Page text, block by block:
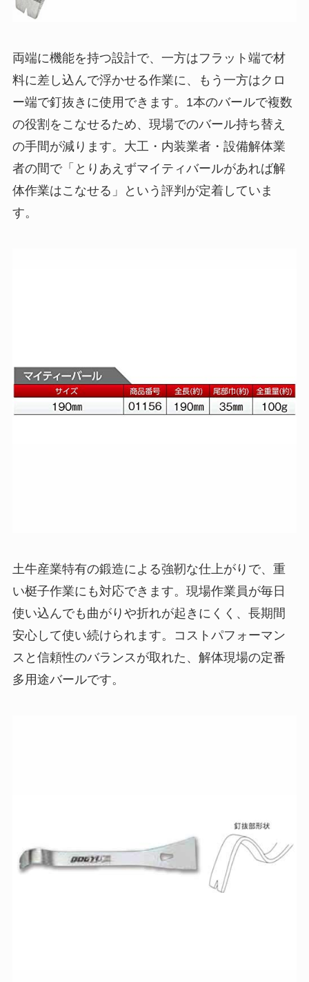
両端に機能を持つ設計で、一方はフラット端で材
料に差し込んで浮かせる作業に、もう一方はクロ
ー端で釘抜きに使用できます。1本のバールで複数
の役割をこなせるため、現場でのバール持ち替え
の手間が減ります。大工・内装業者・設備解体業
者の間で「とりあえずマイティバールがあれば解
体作業はこなせる」という評判が定着していま
す。
土牛産業特有の鍛造による強靭な仕上がりで、重
い梃子作業にも対応できます。現場作業員が毎日
使い込んでも曲がりや折れが起きにくく、長期間
安心して使い続けられます。コストパフォーマン
スと信頼性のバランスが取れた、解体現場の定番
多用途バールです。